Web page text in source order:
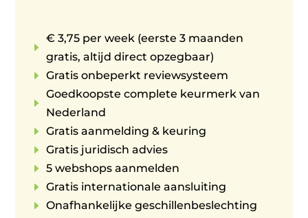
E
€ 3,75 per week (eerste 3 maanden
gratis, altijd direct opzegbaar)
E Gratis onbeperkt reviewsysteem
E
Goedkoopste complete keurmerk van
Nederland
E Gratis aanmelding & keuring
E Gratis juridisch advies
E 5 webshops aanmelden
E Gratis internationale aansluiting
E Onafhankelijke geschillenbeslechting